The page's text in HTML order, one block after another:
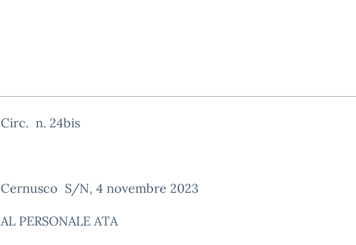
Circ. n. 24bis
Cernusco S/N, 4 novembre 2023
AL PERSONALE ATA